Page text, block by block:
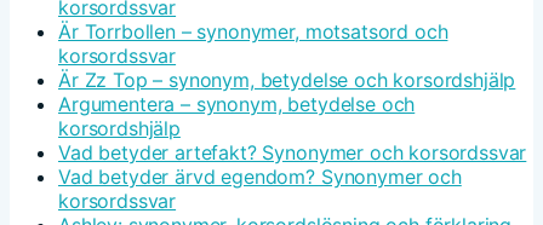
korsordssvar
Är Torrbollen – synonymer, motsatsord och
korsordssvar
Är Zz Top – synonym, betydelse och korsordshjälp
Argumentera – synonym, betydelse och
korsordshjälp
Vad betyder artefakt? Synonymer och korsordssvar
Vad betyder ärvd egendom? Synonymer och
korsordssvar